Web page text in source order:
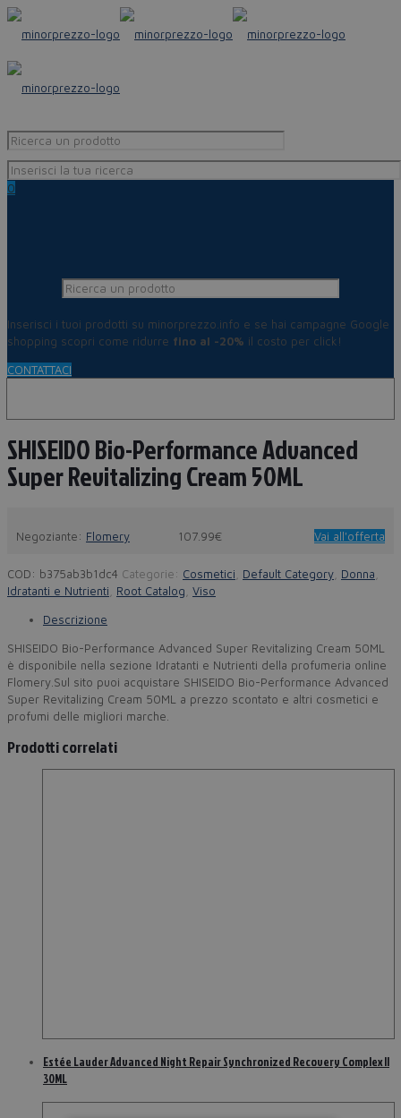
0
Inserisci i tuoi prodotti su minorprezzo.info e se hai campagne Google
shopping scopri come ridurre fino al -20% il costo per click!
CONTATTACI
SHISEIDO Bio-Performance Advanced
Super Revitalizing Cream 50ML
Negoziante: Flomery 107.99€ Vai all'offerta
COD: b375ab3b1dc4 Categorie: Cosmetici Default Category Donna
Idratanti e Nutrienti
Root Catalog Viso
Descrizione
SHISEIDO Bio-Performance Advanced Super Revitalizing Cream 50ML
è disponibile nella sezione Idratanti e Nutrienti della profumeria online
Flomery.Sul sito puoi acquistare SHISEIDO Bio-Performance Advanced
Super Revitalizing Cream 50ML a prezzo scontato e altri cosmetici e
profumi delle migliori marche.
Prodotti correlati
Estée Lauder Advanced Night Repair Synchronized Recovery Complex II
30ML